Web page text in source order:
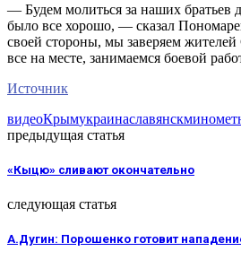
— Будем молиться за наших братьев
было все хорошо, — сказал
своей стороны, мы заверяем жителей
все на месте, занимаемся боевой
Источник
видеоКрымукраинаславянск
предыдущая статья
«Кыцю» сливают окончательно
следующая статья
А.Дугин: Порошенко готовит